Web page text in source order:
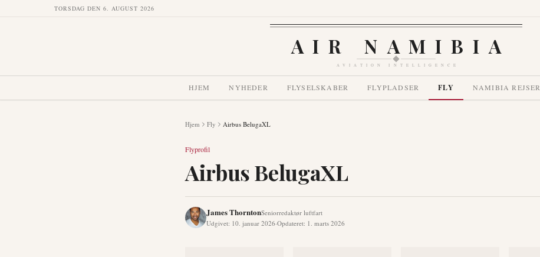
TORSDAG DEN 6. AUGUST 2026
AIR NAMIBIA
AVIATION INTELLIGENCE
HJEM NYHEDER FLYSELSKABER FLYPLADSER FLY NAMIBIA REJSER
Hjem Fly Airbus BelugaXL
Flyprofil
Airbus BelugaXL
James ThorntonSeniorredaktør luftfart
Udgivet: 10. januar 2026·Opdateret: 1. marts 2026